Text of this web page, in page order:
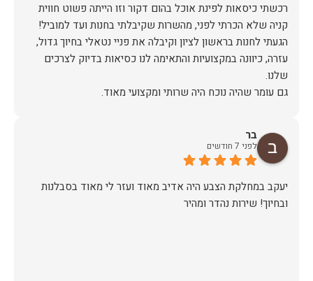
רכשתי כיסאות לפינת אוכל בהום דקור וזו הייתה פשוט חווית
הגעתי לחנות בראשון לציון וקיבלה את פניי נטאלי בחיוך גדול,
עזרה, כיוונה במקצועיות והתאימה לנו כסיאות בדיוק לצרכים
ערב לפני ההגעה של המוביל (יובל) הוא התקשר לוודא כתובת
תודה לכם הום דקור, אתם דוגמא ומופת לאיך חנויות צריכות
בר
לפני 7 חודשים
יעקב במחלקת הצבע היה אדיב מאוד ועזר לי מאוד בסבלנות
ובחיוך! שירות נהדר ומהיר